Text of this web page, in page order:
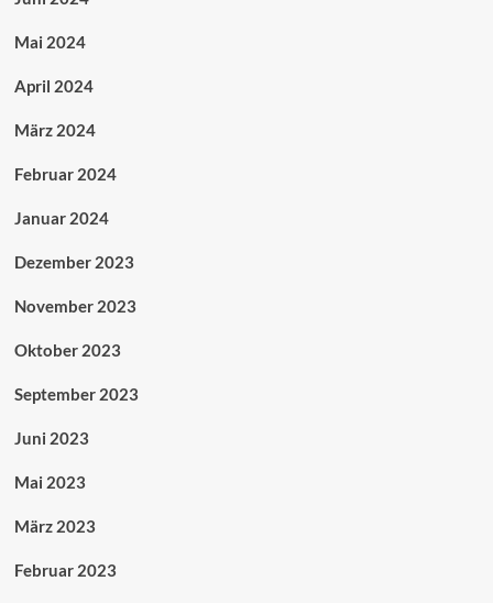
Mai 2024
April 2024
März 2024
Februar 2024
Januar 2024
Dezember 2023
November 2023
Oktober 2023
September 2023
Juni 2023
Mai 2023
März 2023
Februar 2023